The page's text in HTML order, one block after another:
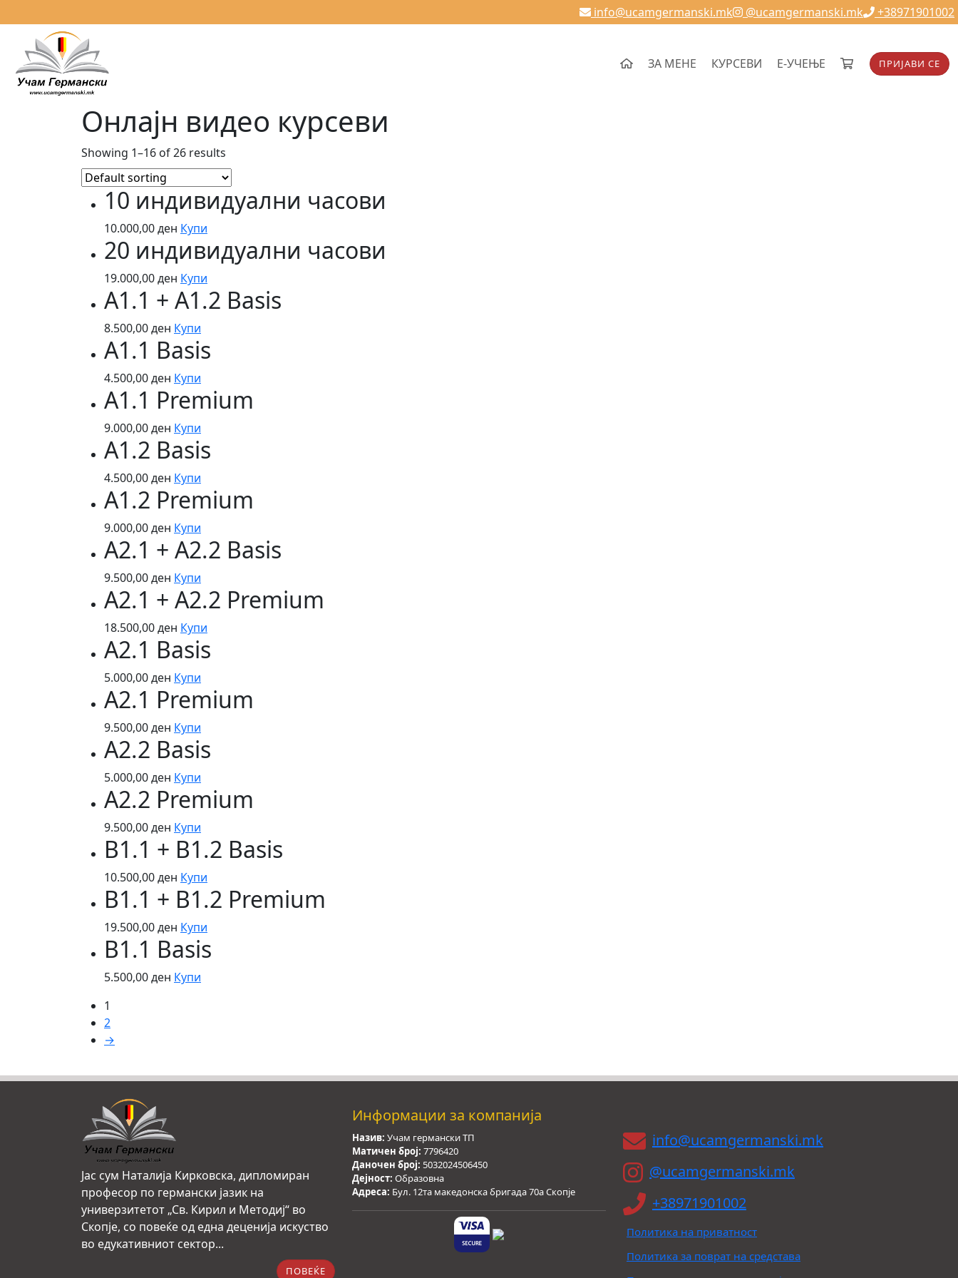
info@ucamgermanski.mk @ucamgermanski.mk +38971901002
ЗА МЕНЕ КУРСЕВИ Е-УЧЕЊЕ ПРИЈАВИ СЕ
Онлајн видео курсеви
Showing 1–16 of 26 results
10 индивидуални часови
10.000,00ден Купи
20 индивидуални часови
19.000,00ден Купи
A1.1 + A1.2 Basis
8.500,00ден Купи
A1.1 Basis
4.500,00ден Купи
A1.1 Premium
9.000,00ден Купи
A1.2 Basis
4.500,00ден Купи
A1.2 Premium
9.000,00ден Купи
A2.1 + A2.2 Basis
9.500,00ден Купи
A2.1 + A2.2 Premium
18.500,00ден Купи
A2.1 Basis
5.000,00ден Купи
A2.1 Premium
9.500,00ден Купи
A2.2 Basis
5.000,00ден Купи
A2.2 Premium
9.500,00ден Купи
B1.1 + B1.2 Basis
10.500,00ден Купи
B1.1 + B1.2 Premium
19.500,00ден Купи
B1.1 Basis
5.500,00ден Купи
1
2
→
Јас сум Наталија Кирковска, дипломиран
професор по германски јазик на
универзитетот „Св. Кирил и Методиј“ во
Скопје, со повеќе од една деценија искуство
во едукативниот сектор...
ПОВЕЌЕ
Информации за компанија
Назив: Учам германски ТП
Матичен број: 7796420
Даночен број: 5032024506450
Дејност: Образовна
Адреса: Бул. 12та македонска бригада 70а Скопје
info@ucamgermanski.mk
@ucamgermanski.mk
+38971901002
Политика на приватност
Политика за поврат на средстава